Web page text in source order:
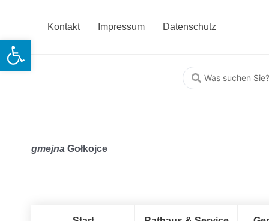
Kontakt Impressum Datenschutz
gmejna Gołkojce
Open toolbar